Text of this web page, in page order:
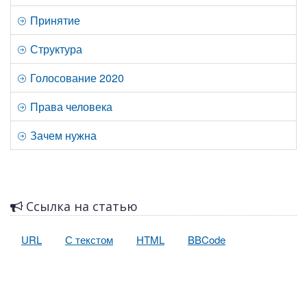
Принятие
Структура
Голосование 2020
Права человека
Зачем нужна
Ссылка на статью
URL С текстом HTML BBCode